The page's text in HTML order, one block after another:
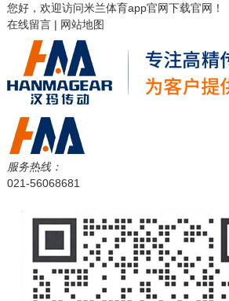
您好，欢迎访问米兰体育app官网下载官网！
在线留言| 网站地图
服务热线：
021-56068681